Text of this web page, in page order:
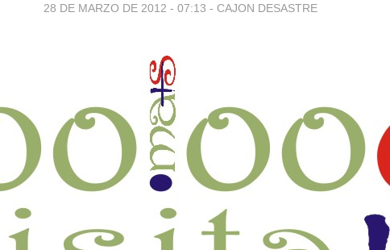
28 DE MARZO DE 2012 - 07:13 - CAJON DESASTRE